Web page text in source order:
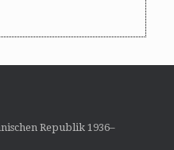
Republik 1936–